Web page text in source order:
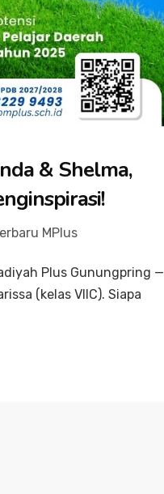
& Shelma,
MPlus
Plus Gunungpring —
(kelas VIIC). Siapa